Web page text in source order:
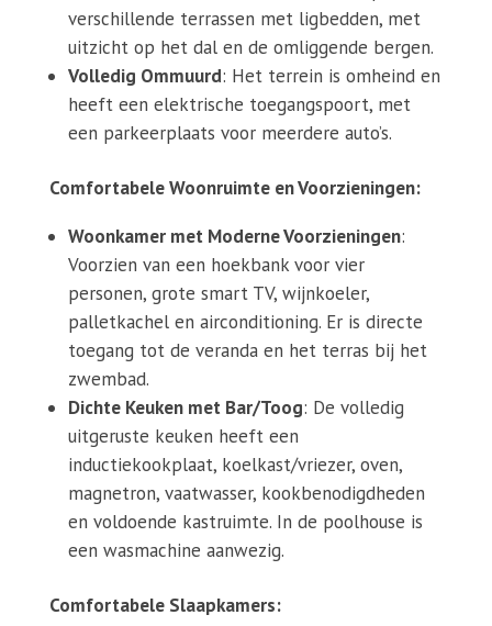
verschillende terrassen met ligbedden, met
uitzicht op het dal en de omliggende bergen.
Volledig Ommuurd: Het terrein is omheind en
heeft een elektrische toegangspoort, met
een parkeerplaats voor meerdere auto’s.
Comfortabele Woonruimte en Voorzieningen:
Woonkamer met Moderne Voorzieningen:
Voorzien van een hoekbank voor vier
personen, grote smart TV, wijnkoeler,
palletkachel en airconditioning. Er is directe
toegang tot de veranda en het terras bij het
zwembad.
Dichte Keuken met Bar/Toog: De volledig
uitgeruste keuken heeft een
inductiekookplaat, koelkast/vriezer, oven,
magnetron, vaatwasser, kookbenodigdheden
en voldoende kastruimte. In de poolhouse is
een wasmachine aanwezig.
Comfortabele Slaapkamers: